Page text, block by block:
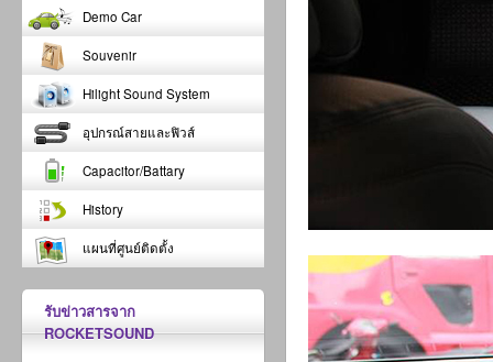
Demo Car
Souvenir
Hilight Sound System
อุปกรณ์สายและฟิวส์
Capacitor/Battary
History
แผนที่ศูนย์ติดตั้ง
รับข่าวสารจาก
ROCKETSOUND